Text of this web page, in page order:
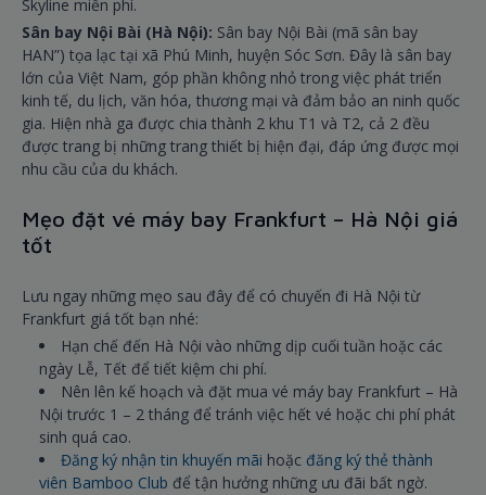
Skyline miễn phí.
Sân bay Nội Bài (Hà Nội): Sân bay Nội Bài (mã sân bay
HAN”) tọa lạc tại xã Phú Minh, huyện Sóc Sơn. Đây là sân bay
lớn của Việt Nam, góp phần không nhỏ trong việc phát triển
kinh tế, du lịch, văn hóa, thương mại và đảm bảo an ninh quốc
gia. Hiện nhà ga được chia thành 2 khu T1 và T2, cả 2 đều
được trang bị những trang thiết bị hiện đại, đáp ứng được mọi
nhu cầu của du khách.
Mẹo đặt vé máy bay Frankfurt – Hà Nội giá
tốt
Lưu ngay những mẹo sau đây để có chuyến đi Hà Nội từ
Frankfurt giá tốt bạn nhé:
Hạn chế đến Hà Nội vào những dịp cuối tuần hoặc các
ngày Lễ, Tết để tiết kiệm chi phí.
Nên lên kế hoạch và đặt mua vé máy bay Frankfurt – Hà
Nội trước 1 – 2 tháng để tránh việc hết vé hoặc chi phí phát
sinh quá cao.
Đăng ký nhận tin khuyến mãi hoặc đăng ký thẻ thành
viên Bamboo Club để tận hưởng những ưu đãi bất ngờ.